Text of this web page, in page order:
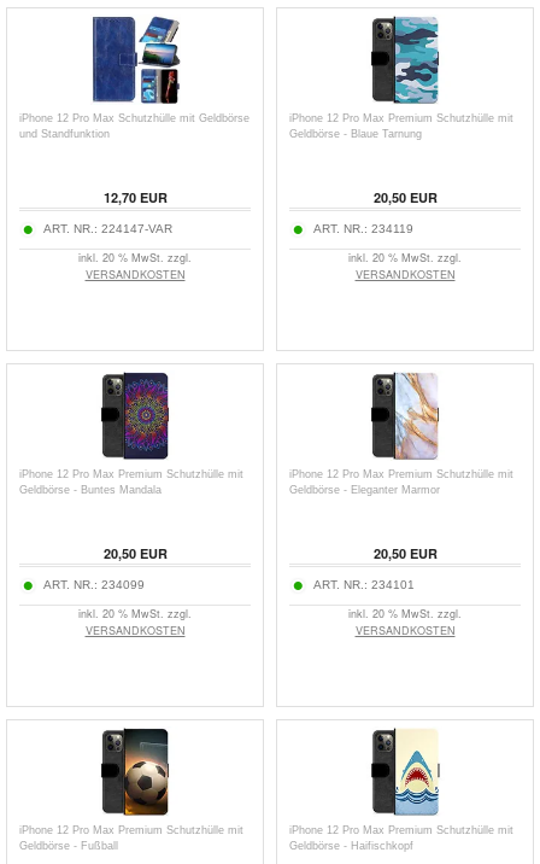
iPhone 12 Pro Max Schutzhülle mit Geldbörse
und Standfunktion
12,70EUR
ART. NR.: 224147-VAR
inkl. 20 % MwSt. zzgl.
VERSANDKOSTEN
iPhone 12 Pro Max Premium Schutzhülle mit
Geldbörse - Blaue Tarnung
20,50EUR
ART. NR.: 234119
inkl. 20 % MwSt. zzgl.
VERSANDKOSTEN
iPhone 12 Pro Max Premium Schutzhülle mit
Geldbörse - Buntes Mandala
20,50EUR
ART. NR.: 234099
inkl. 20 % MwSt. zzgl.
VERSANDKOSTEN
iPhone 12 Pro Max Premium Schutzhülle mit
Geldbörse - Eleganter Marmor
20,50EUR
ART. NR.: 234101
inkl. 20 % MwSt. zzgl.
VERSANDKOSTEN
iPhone 12 Pro Max Premium Schutzhülle mit
Geldbörse - Fußball
iPhone 12 Pro Max Premium Schutzhülle mit
Geldbörse - Haifischkopf